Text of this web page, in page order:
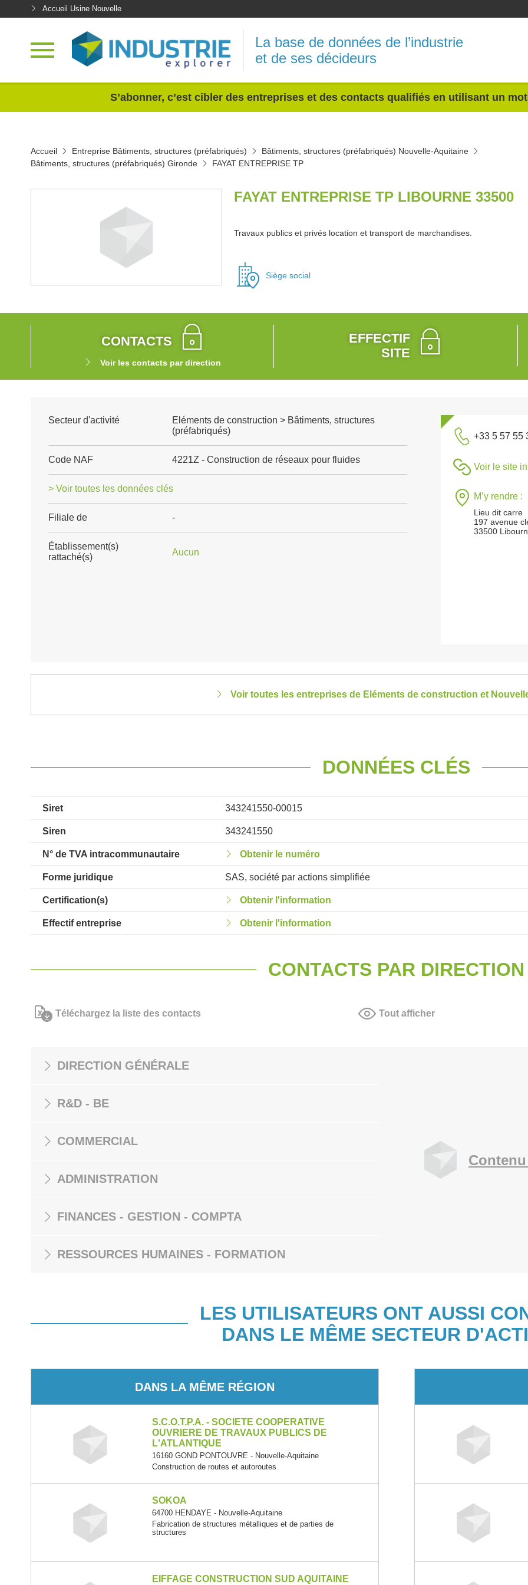
Accueil Usine Nouvelle
La base de données de l’industrie
et de ses décideurs
S’abonner, c’est cibler des entreprises et des contacts qualifiés en utilisant un
Accueil Entreprise Bâtiments, structures (préfabriqués)
Bâtiments, structures (préfabriqués) Nouvelle-Aquitaine
Bâtiments, structures (préfabriqués) Gironde
FAYAT ENTREPRISE TP
FAYAT ENTREPRISE TP LIBOURNE 33500
Travaux publics et privés location et transport de marchandises.
Siège social
CONTACTS
Voir les contacts par direction
EFFECTIF
SITE
Secteur d'activité
Eléments de construction > Bâtiments, structures
(préfabriqués)
Code NAF 4221Z - Construction de réseaux pour fluides
> Voir toutes les données clés
Filiale de -
Établissement(s)
rattaché(s)
Aucun
+33 5 57 55
Voir le site
M’y rendre :
Lieu dit carre
197 avenue
33500
Voir toutes les entreprises de Eléments de construction et
DONNÉES CLÉS
Siret 343241550-00015
Siren 343241550
N° de TVA intracommunautaire Obtenir le numéro
Forme juridique SAS, société par actions simplifiée
Certification(s) Obtenir l'information
Effectif entreprise Obtenir l'information
CONTACTS PAR DIRECTION
Téléchargez la liste des contacts Tout afficher
DIRECTION GÉNÉRALE
R&D - BE
COMMERCIAL
ADMINISTRATION
FINANCES - GESTION - COMPTA
RESSOURCES HUMAINES - FORMATION
LES UTILISATEURS ONT AUSSI
DANS LE MÊME SECTEUR
DANS LA MÊME RÉGION
S.C.O.T.P.A. - SOCIETE COOPERATIVE
OUVRIERE DE TRAVAUX PUBLICS DE
L'ATLANTIQUE
16160 GOND PONTOUVRE - Nouvelle-Aquitaine
Construction de routes et autoroutes
SOKOA
64700 HENDAYE - Nouvelle-Aquitaine
Fabrication de structures métalliques et de parties de
structures
EIFFAGE CONSTRUCTION SUD AQUITAINE